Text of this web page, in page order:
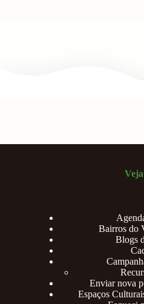
Bairros do
Blogs
Enviar nova
Espaços